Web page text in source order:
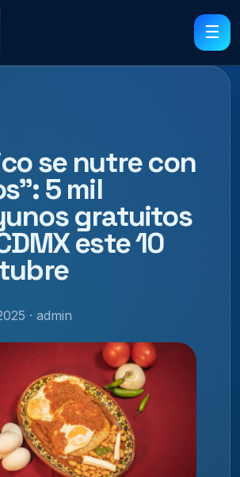
☰
se nutre con
5 mil
gratuitos
este 10
· admin